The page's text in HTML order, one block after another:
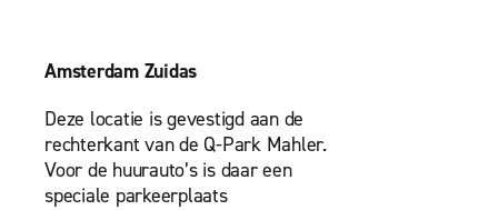
Amsterdam Zuidas
Deze locatie is gevestigd aan de
rechterkant van de Q-Park Mahler.
Voor de huurauto’s is daar een
speciale parkeerplaats